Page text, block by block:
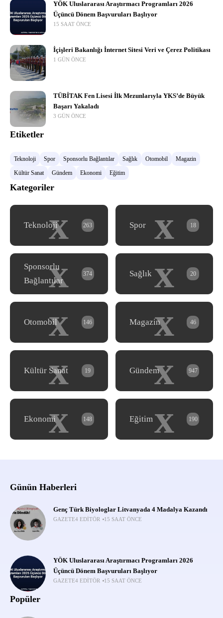
YÖK Uluslararası Araştırmacı Programları 2026
Üçüncü Dönem Başvuruları Başlıyor
15 SAAT ÖNCE
İçişleri Bakanlığı İnternet Sitesi Veri ve Çerez Politikası
1 GÜN ÖNCE
TÜBİTAK Fen Lisesi İlk Mezunlarıyla YKS’de Büyük
Başarı Yakaladı
3 GÜN ÖNCE
Etiketler
Teknoloji Spor Sponsorlu Bağlantılar Sağlık Otomobil
Magazin
Kültür Sanat
Gündem Ekonomi Eğitim
Kategoriler
x
Teknoloji 263 x
Spor 18
x
Sponsorlu
Bağlantılar
374 x
Sağlık 20
x
Otomobil 146 x
Magazin 46
x
Kültür Sanat 19 x
Gündem 947
x
Ekonomi 148 x
Eğitim 190
Günün Haberleri
Genç Türk Biyologlar Litvanyada 4 Madalya Kazandı
GAZETE4 EDITÖR 15 SAAT ÖNCE
YÖK Uluslararası Araştırmacı Programları 2026
Üçüncü Dönem Başvuruları Başlıyor
GAZETE4 EDITÖR 15 SAAT ÖNCE
Popüler